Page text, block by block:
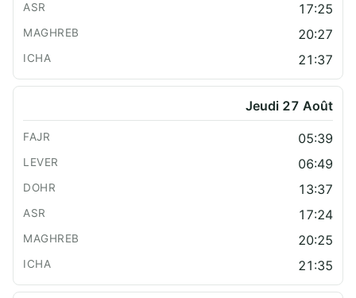
17:25
20:27
21:37
Jeudi 27 Août
05:39
06:49
13:37
17:24
20:25
21:35